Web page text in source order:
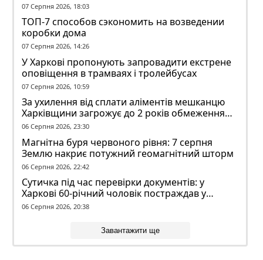
07 Серпня 2026, 18:03
ТОП-7 способов сэкономить на возведении
коробки дома
07 Серпня 2026, 14:26
У Харкові пропонують запровадити екстрене
оповіщення в трамваях і тролейбусах
07 Серпня 2026, 10:59
За ухилення від сплати аліментів мешканцю
Харківщини загрожує до 2 років обмеження
волі
06 Серпня 2026, 23:30
Магнітна буря червоного рівня: 7 серпня
Землю накриє потужний геомагнітний шторм
06 Серпня 2026, 22:42
Сутичка під час перевірки документів: у
Харкові 60-річний чоловік постраждав у
конфлікті з ТЦК
06 Серпня 2026, 20:38
Завантажити ще